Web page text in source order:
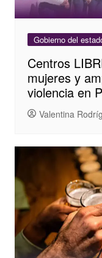
Gobierno del
Centros
mujeres y
violencia en
Valentina